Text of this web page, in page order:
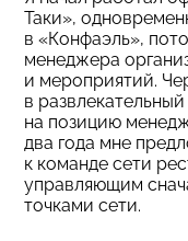
Таки»,
в «Конфаэль»,
менеджера
и мероприятий.
в
на позицию
два года мне
к команде сети
управляющим
точками сети.